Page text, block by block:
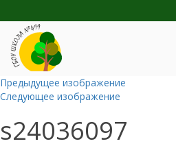
Предыдущее изображение
Следующее изображение
s24036097